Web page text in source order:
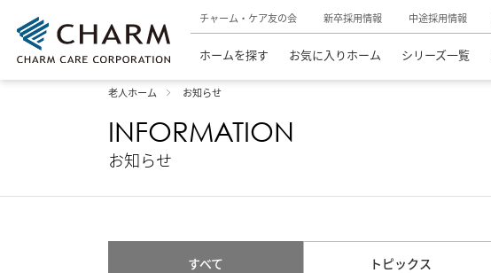
チャーム・ケア友の会 新卒採用情報 中途採用情報
ホームを探す お気に入りホーム シリーズ一覧
老人ホーム お知らせ
INFORMATION
お知らせ
すべて トピックス